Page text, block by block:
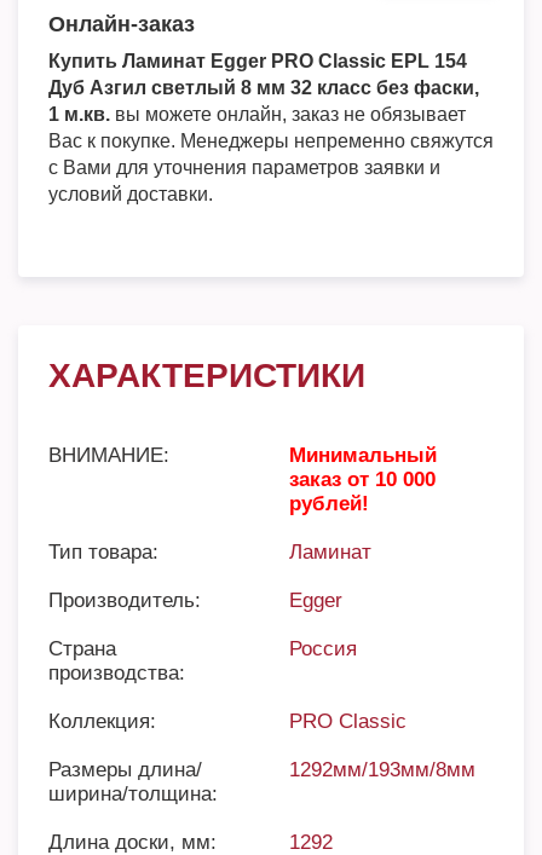
Онлайн-заказ
Купить Ламинат Egger PRO Classic EPL 154
Дуб Азгил светлый 8 мм 32 класс без фаски,
1 м.кв. вы можете онлайн, заказ не обязывает
Вас к покупке. Менеджеры непременно свяжутся
с Вами для уточнения параметров заявки и
условий доставки.
ХАРАКТЕРИСТИКИ
ВНИМАНИЕ:
Минимальный
заказ от 10 000
рублей!
Тип товара: Ламинат
Производитель: Egger
Страна
производства:
Россия
Коллекция: PRO Classic
Размеры длина/
ширина/толщина:
1292мм/193мм/8мм
Длина доски, мм: 1292